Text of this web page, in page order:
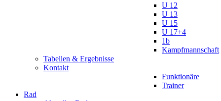
U 12
U 13
U 15
U 17+4
1b
Kampfmannschaft
Tabellen & Ergebnisse
Kontakt
Funktionäre
Trainer
Rad